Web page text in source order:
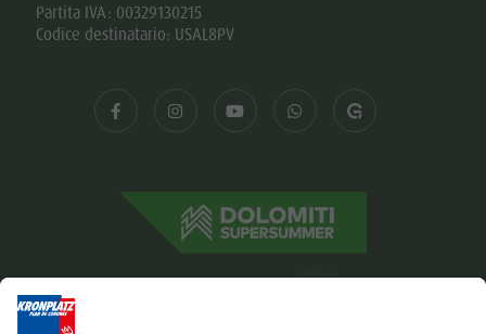
Partita IVA: 00329130215
Codice destinatario: USAL8PV